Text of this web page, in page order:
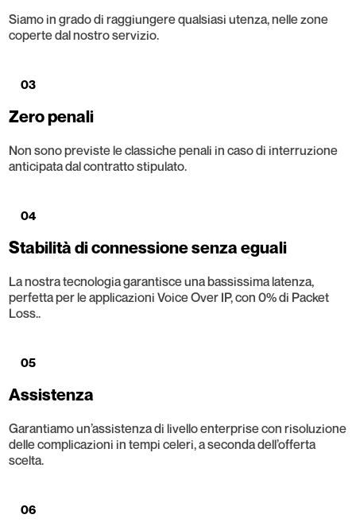
Siamo in grado di raggiungere qualsiasi utenza, nelle zone
coperte dal nostro servizio.
03
Zero penali
Non sono previste le classiche penali in caso di interruzione
anticipata dal contratto stipulato.
04
Stabilità di connessione senza eguali
La nostra tecnologia garantisce una bassissima latenza,
perfetta per le applicazioni Voice Over IP, con 0% di Packet
Loss..
05
Assistenza
Garantiamo un’assistenza di livello enterprise con risoluzione
delle complicazioni in tempi celeri, a seconda dell’offerta
scelta.
06